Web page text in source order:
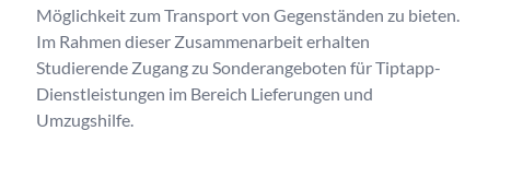
Möglichkeit zum Transport von Gegenständen zu bieten.
Im Rahmen dieser Zusammenarbeit erhalten
Studierende Zugang zu Sonderangeboten für Tiptapp-
Dienstleistungen im Bereich Lieferungen und
Umzugshilfe.